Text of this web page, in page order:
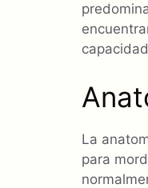
La
para